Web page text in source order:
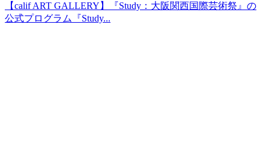
【calif ART GALLERY】『Study：大阪関西国際芸術祭』の
公式プログラム『Study...